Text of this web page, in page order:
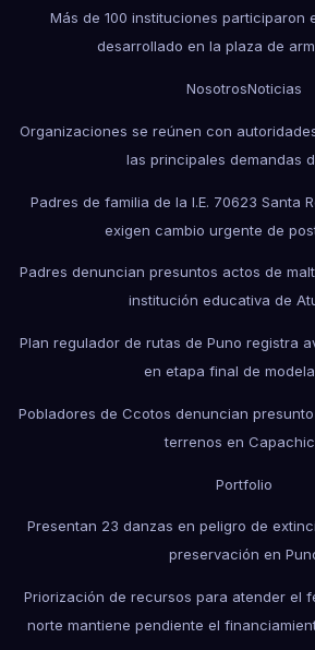
Más de 100 instituciones participaron
desarrollado en la plaza de
NosotrosNoticias
Organizaciones se reúnen con
las principales demandas
Padres de familia de la I.E. 70623 Santa
exigen cambio urgente de
Padres denuncian presuntos actos de
institución educativa de
Plan regulador de rutas de Puno registra
en etapa final de
Pobladores de Ccotos denuncian
terrenos en
Portfolio
Presentan 23 danzas en peligro de
preservación en
Priorización de recursos para atender el
norte mantiene pendiente el